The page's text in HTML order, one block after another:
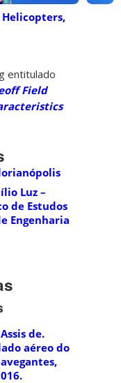
Helicopters,
entitulado
Field
Luz –
de Estudos
Engenharia
de.
aéreo do